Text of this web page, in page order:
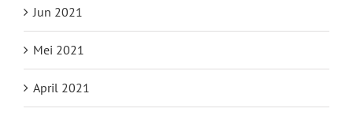
Jun 2021
Mei 2021
April 2021